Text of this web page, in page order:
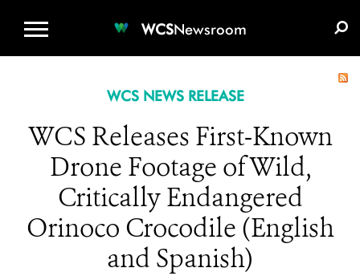
WCSNewsroom
WCS NEWS RELEASE
WCS Releases First-Known
Drone Footage of Wild,
Critically Endangered
Orinoco Crocodile (English
and Spanish)